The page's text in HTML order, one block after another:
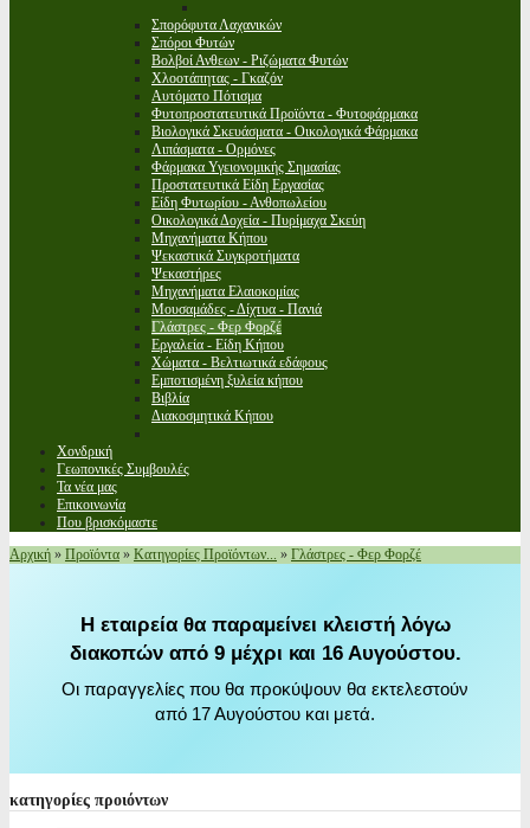
Σπορόφυτα Λαχανικών
Σπόροι Φυτών
Βολβοί Ανθεων - Ριζώματα Φυτών
Χλοοτάπητας - Γκαζόν
Αυτόματο Πότισμα
Φυτοπροστατευτικά Προϊόντα - Φυτοφάρμακα
Βιολογικά Σκευάσματα - Οικολογικά Φάρμακα
Λιπάσματα - Ορμόνες
Φάρμακα Υγειονομικής Σημασίας
Προστατευτικά Είδη Εργασίας
Είδη Φυτωρίου - Ανθοπωλείου
Οικολογικά Δοχεία - Πυρίμαχα Σκεύη
Μηχανήματα Κήπου
Ψεκαστικά Συγκροτήματα
Ψεκαστήρες
Μηχανήματα Ελαιοκομίας
Μουσαμάδες - Δίχτυα - Πανιά
Γλάστρες - Φερ Φορζέ
Εργαλεία - Είδη Κήπου
Χώματα - Βελτιωτικά εδάφους
Εμποτισμένη ξυλεία κήπου
Βιβλία
Διακοσμητικά Κήπου
Χονδρική
Γεωπονικές Συμβουλές
Τα νέα μας
Επικοινωνία
Που βρισκόμαστε
Αρχική » Προϊόντα » Κατηγορίες Προϊόντων... » Γλάστρες - Φερ Φορζέ
Η εταιρεία θα παραμείνει κλειστή λόγω
διακοπών από 9 μέχρι και 16 Αυγούστου.
Οι παραγγελίες που θα προκύψουν θα εκτελεστούν
από 17 Αυγούστου και μετά.
κατηγορίες προιόντων